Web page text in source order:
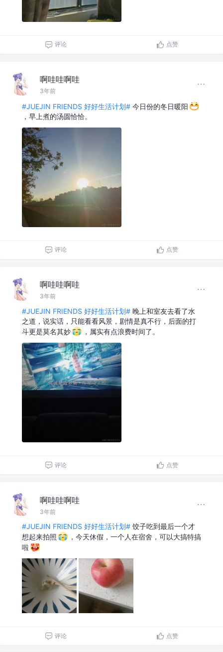
评论 点赞
啊哇哇啊哇
3年前
#JUEJIN FRIENDS 好好生活计划# 今日份的冬日暖阳
，早上煮的汤圆恰恰。
评论 点赞
啊哇哇啊哇
3年前
#JUEJIN FRIENDS 好好生活计划# 晚上和室友去看了水
之道，说实话，只能看看风景，剧情是真不行，后面的打
斗更是莫名其妙
，属实有点浪费时间了。
评论 点赞
啊哇哇啊哇
3年前
#JUEJIN FRIENDS 好好生活计划# 饺子吃到最后一个才
想起来拍照
，今天休假，一个人在宿舍，可以大搞特搞
啦
评论 点赞